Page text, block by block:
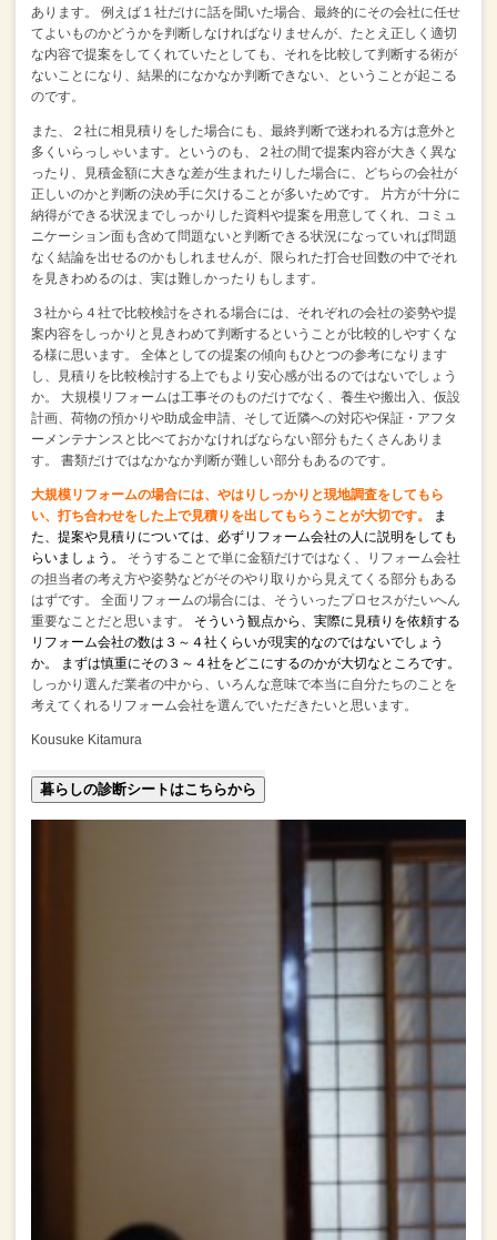
あります。
例えば１社だけに話を聞いた場合、最終的にその会社に任せ
てよいものかどうかを判断しなければなりませんが、たとえ正しく適切
な内容で提案をしてくれていたとしても、それを比較して判断する術が
ないことになり、結果的になかなか判断できない、ということが起こる
のです。
また、２社に相見積りをした場合にも、最終判断で迷われる方は意外と
多くいらっしゃいます。というのも、２社の間で提案内容が大きく異な
ったり、見積金額に大きな差が生まれたりした場合に、どちらの会社が
正しいのかと判断の決め手に欠けることが多いためです。
片方が十分に
納得ができる状況までしっかりした資料や提案を用意してくれ、コミュ
ニケーション面も含めて問題ないと判断できる状況になっていれば問題
なく結論を出せるのかもしれませんが、限られた打合せ回数の中でそれ
を見きわめるのは、実は難しかったりもします。
３社から４社で比較検討をされる場合には、それぞれの会社の姿勢や提
案内容をしっかりと見きわめて判断するということが比較的しやすくな
る様に思います。
全体としての提案の傾向もひとつの参考になります
し、見積りを比較検討する上でもより安心感が出るのではないでしょう
か。
大規模リフォームは工事そのものだけでなく、養生や搬出入、仮設
計画、荷物の預かりや助成金申請、そして近隣への対応や保証・アフタ
ーメンテナンスと比べておかなければならない部分もたくさんありま
す。
書類だけではなかなか判断が難しい部分もあるのです。
大規模リフォームの場合には、やはりしっかりと現地調査をしてもら
い、 打ち合わせをした上で見積りを出してもらうことが大切です。
ま
た、提案や見積りについては、 必ずリフォーム会社の人に説明をしても
らいましょう。
そうすることで単に金額だけではなく、リフォーム会社
の担当者の考え方や姿勢などがそのやり取りから見えてくる部分もある
はずです。
全面リフォームの場合には、そういったプロセスがたいへん
重要なことだと思います。
そういう観点から、実際に見積りを依頼する
リフォーム会社の数は３～４社くらいが現実的なのではないでしょう
か。
まずは慎重にその３～４社をどこにするのかが大切なところです。
しっかり選んだ業者の中から、いろんな意味で本当に自分たちのことを
考えてくれるリフォーム会社を選んでいただきたいと思います。
Kousuke Kitamura
暮らしの診断シートはこちらから